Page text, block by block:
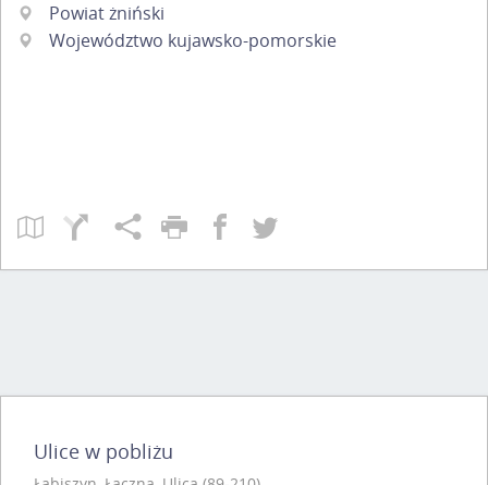
Powiat żniński
Województwo kujawsko-pomorskie
Ulice w pobliżu